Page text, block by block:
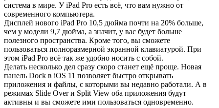
система в мире. У iPad Pro есть всё, что вам нужно от
современного компьютера.
Дисплей нового iPad Pro 10,5 дюйма почти на 20% больше,
чем у модели 9,7 дюйма, а значит, у вас будет больше
полезного пространства. Кроме того, вы сможете
пользоваться полноразмерной экранной клавиатурой. При
этом iPad Pro всё так же удобно носить с собой.
Делать несколько дел сразу скоро станет ещё проще. Новая
панель Dock в iOS 11 позволяет быстро открывать
приложения и файлы, с которыми вы недавно работали. А в
режимах Slide Over и Split View оба приложения будут
активны и вы сможете ими пользоваться одновременно.